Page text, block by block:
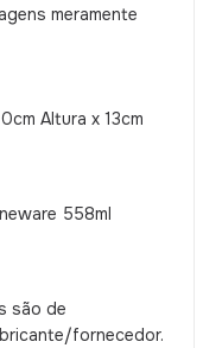
meramente
Altura x 13cm
558ml
são de
fornecedor.